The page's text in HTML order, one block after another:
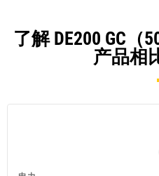
了解 DE200 GC（
产品相